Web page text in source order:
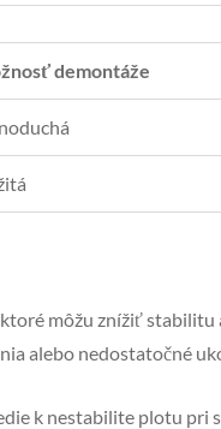
demontáže
môžu znížiť
alebo nedostatočné
k nestabilite plotu pri